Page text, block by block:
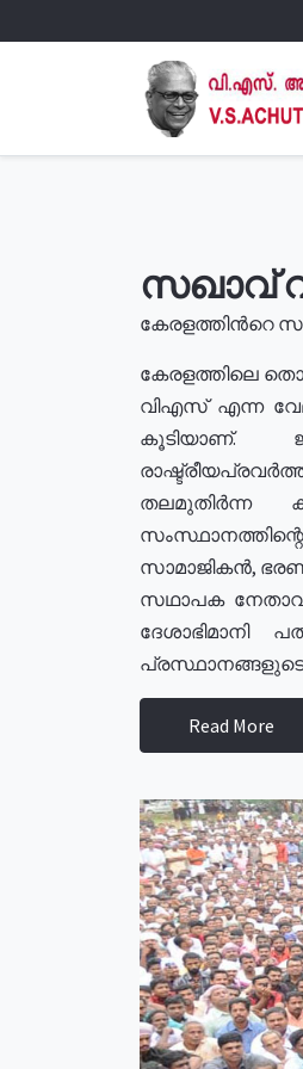
സഖാവ്
കേരളത്തിൻറെ
കേരളത്തിലെ
വിഎസ് എന്ന
കൂടിയാണ്.
തലമുതിർന്ന
സാമാജികൻ,
സഥാപക
ദേശാഭിമാനി
Read More